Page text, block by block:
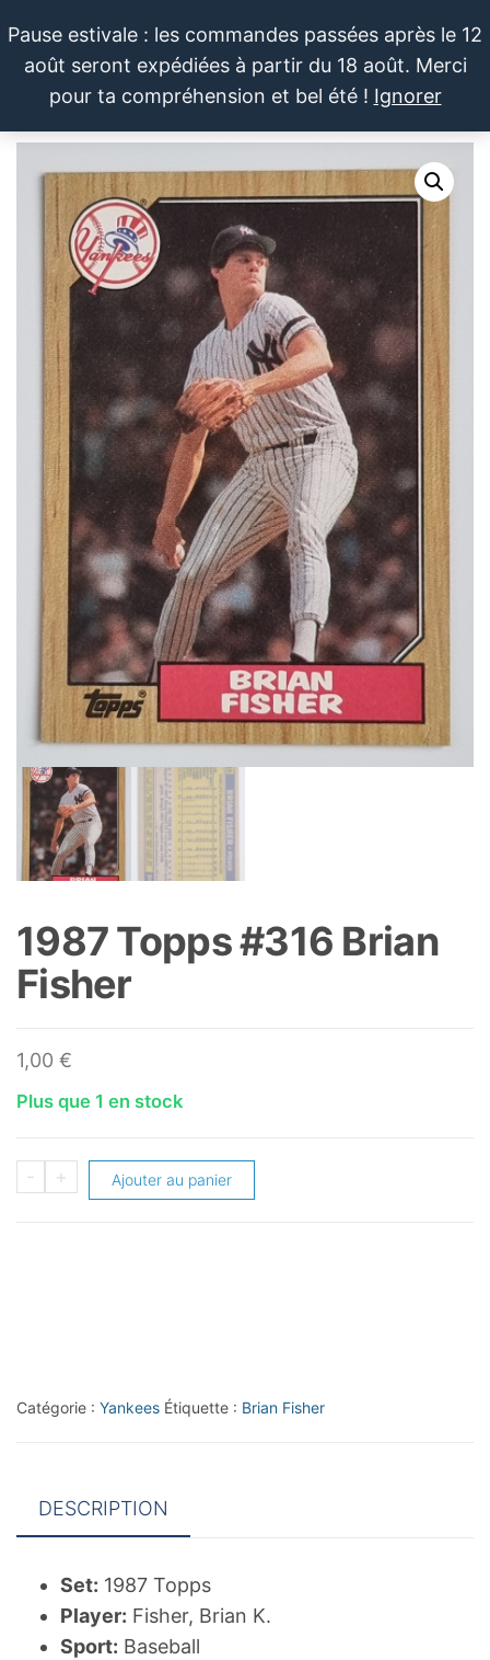
au
contenu
Pause estivale : les commandes passées après le 12
août seront expédiées à partir du 18 août. Merci
pour ta compréhension et bel été ! Ignorer
LE SPORTIF
DU
DIMANCHE®
Cartes
et
produits
autour
du
de la
pop
culture
1987 Topps #316 Brian
Fisher
1,00 €
Plus que 1 en stock
-
quantité
+ Ajouter au panier
Catégorie : Yankees Étiquette : Brian Fisher
DESCRIPTION
Set: 1987 Topps
Player: Fisher, Brian K.
Sport: Baseball